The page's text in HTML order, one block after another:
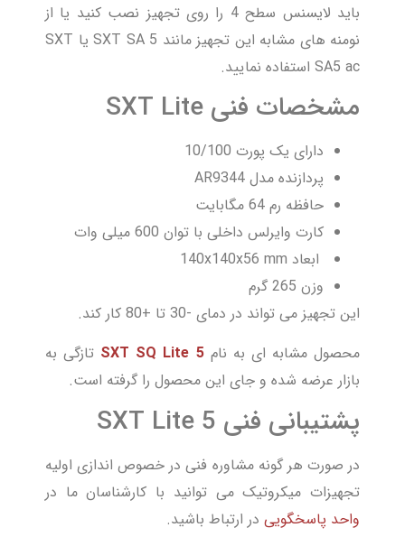
باید لایسنس سطح 4 را روی تجهیز نصب کنید یا از
نومنه های مشابه این تجهیز مانند SXT SA 5 یا SXT
SA5 ac استفاده نمایید.
مشخصات فنی SXT Lite
دارای یک پورت 10/100
پردازنده مدل AR9344
حافظه رم 64 مگابایت
کارت وایرلس داخلی با توان 600 میلی وات
ابعاد 140x140x56 mm
وزن 265 گرم
این تجهیز می تواند در دمای -30 تا +80 کار کند.
محصول مشابه ای به نام
SXT SQ Lite 5
تازگی به
بازار عرضه شده و جای این محصول را گرفته است.
پشتیبانی فنی SXT Lite 5
در صورت هر گونه مشاوره فنی در خصوص اندازی اولیه
تجهیزات میکروتیک می توانید با کارشناسان ما در
واحد پاسخگویی در ارتباط باشید.